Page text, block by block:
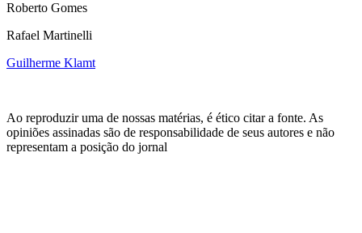
Roberto Gomes
Rafael Martinelli
Guilherme Klamt
Ao reproduzir uma de nossas matérias, é ético citar a fonte. As
opiniões assinadas são de responsabilidade de seus autores e não
representam a posição do jornal